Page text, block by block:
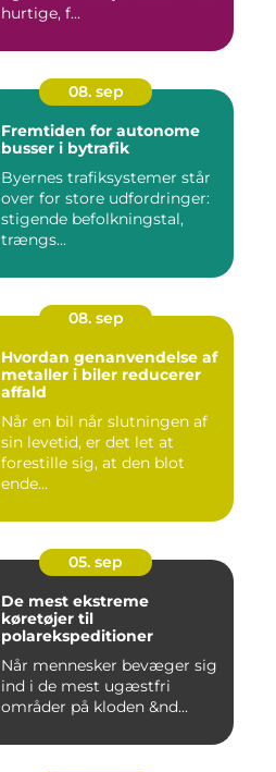
hurtige, f...
08. sep
Fremtiden for autonome
busser i bytrafik
Byernes trafiksystemer står
over for store udfordringer:
stigende befolkningstal,
trængs...
08. sep
Hvordan genanvendelse af
metaller i biler reducerer
affald
Når en bil når slutningen af
sin levetid, er det let at
forestille sig, at den blot
ende...
05. sep
De mest ekstreme
køretøjer til
polarekspeditioner
Når mennesker bevæger sig
ind i de mest ugæstfri
områder på kloden &nd...